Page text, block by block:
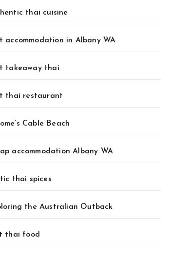
thai cuisine
accommodation in Albany WA
takeaway thai
thai restaurant
Cable Beach
accommodation Albany WA
thai spices
the Australian Outback
thai food